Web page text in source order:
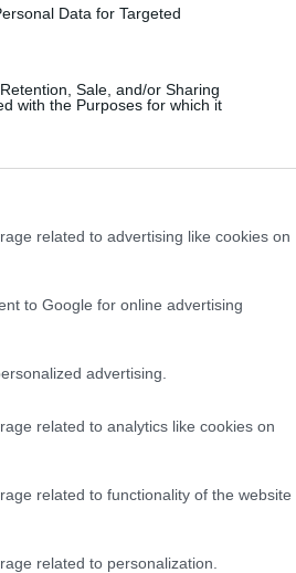
Data for Targeted
Sale, and/or Sharing
with the Purposes for which it
related to advertising like cookies on
to Google for online advertising
advertising.
related to analytics like cookies on
related to functionality of the website
related to personalization.
ασκούσαν κριτική στην
ΤΩΝ ΣΥΝΤΑΚΤΩΝ" ,